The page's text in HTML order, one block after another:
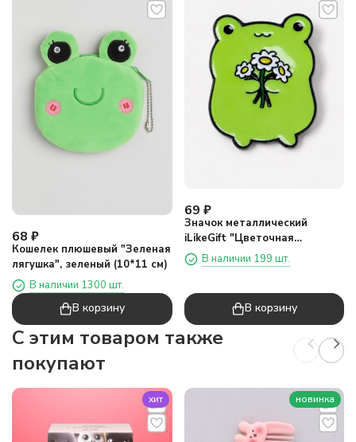
68 ₽
Кошелек плюшевый "Зеленая
лягушка", зеленый (10*11 см)
В наличии 1300 шт.
В корзину
69 ₽
Значок металлический
iLikeGift "Цветочная
лягушка"
В наличии 199 шт.
В корзину
C этим товаром также
покупают
хит новинка